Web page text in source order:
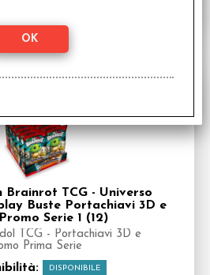
TCG - Universo
Buste Portachiavi 3D e
Serie 1 (12)
TCG - Portachiavi 3D e
Prima Serie
DISPONIBILE